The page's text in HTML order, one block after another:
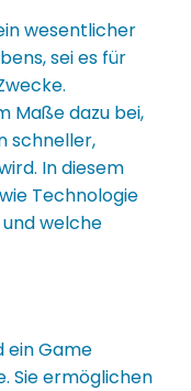
wesentlicher
sei es für
Maße dazu bei,
schneller,
In diesem
Technologie
welche
Game
Sie ermöglichen